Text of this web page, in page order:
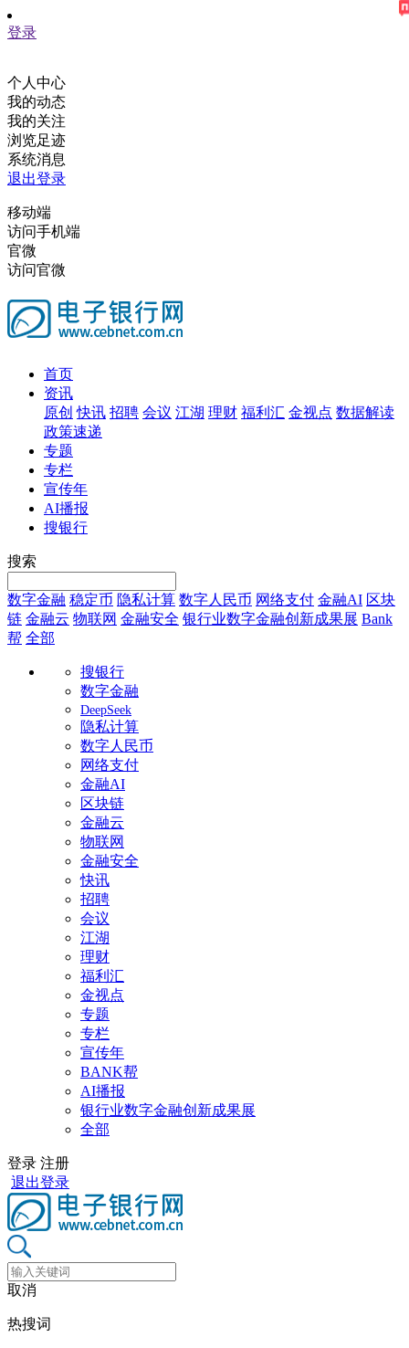
登录
个人中心
我的动态
我的关注
浏览足迹
系统消息
退出登录
移动端
访问手机端
官微
访问官微
首页
资讯
原创 快讯 招聘 会议 江湖 理财 福利汇 金视点 数据解读
政策速递
专题
专栏
宣传年
AI播报
搜银行
搜索
数字金融 稳定币 隐私计算 数字人民币 网络支付 金融AI 区块
链 金融云 物联网 金融安全 银行业数字金融创新成果展 Bank
帮 全部
搜银行
数字金融
DeepSeek
隐私计算
数字人民币
网络支付
金融AI
区块链
金融云
物联网
金融安全
快讯
招聘
会议
江湖
理财
福利汇
金视点
专题
专栏
宣传年
BANK帮
AI播报
银行业数字金融创新成果展
全部
登录 注册
退出登录
取消
热搜词